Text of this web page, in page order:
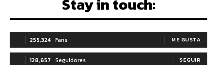
Stay in touch:
255,324 Fans ME GUSTA
128,657 Seguidores SEGUIR